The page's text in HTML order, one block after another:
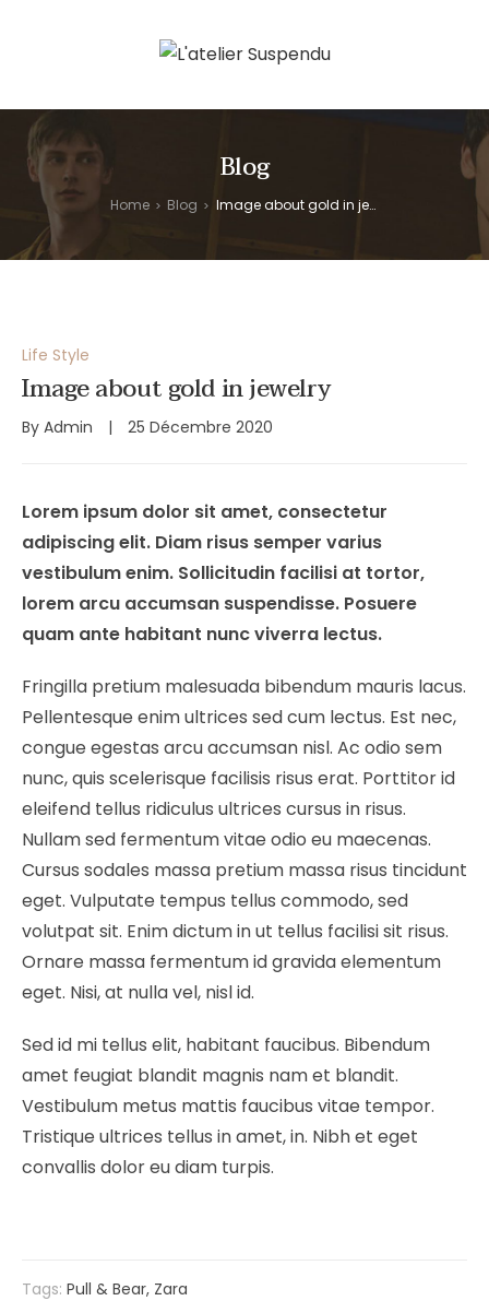
Blog
Home > Blog > Image about gold in jewelry
Life Style
Image about gold in jewelry
By Admin 25 Décembre 2020
Lorem ipsum dolor sit amet, consectetur
adipiscing elit. Diam risus semper varius
vestibulum enim. Sollicitudin facilisi at tortor,
lorem arcu accumsan suspendisse. Posuere
quam ante habitant nunc viverra lectus.
Fringilla pretium malesuada bibendum mauris lacus.
Pellentesque enim ultrices sed cum lectus. Est nec,
congue egestas arcu accumsan nisl. Ac odio sem
nunc, quis scelerisque facilisis risus erat. Porttitor id
eleifend tellus ridiculus ultrices cursus in risus.
Nullam sed fermentum vitae odio eu maecenas.
Cursus sodales massa pretium massa risus tincidunt
eget. Vulputate tempus tellus commodo, sed
volutpat sit. Enim dictum in ut tellus facilisi sit risus.
Ornare massa fermentum id gravida elementum
eget. Nisi, at nulla vel, nisl id.
Sed id mi tellus elit, habitant faucibus. Bibendum
amet feugiat blandit magnis nam et blandit.
Vestibulum metus mattis faucibus vitae tempor.
Tristique ultrices tellus in amet, in. Nibh et eget
convallis dolor eu diam turpis.
Tags: Pull & Bear, Zara